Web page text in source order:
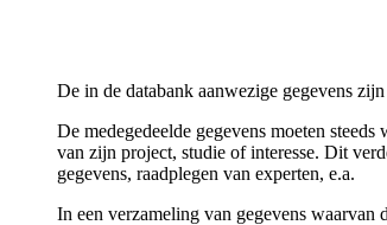
De in de databank aanwezige gegevens
De medegedeelde gegevens moeten
van zijn project, studie of interesse. Dit
gegevens, raadplegen van experten, e.a.
In een verzameling van gegevens waarvan